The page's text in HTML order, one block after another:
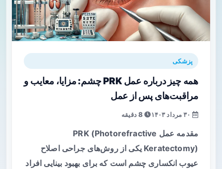
پزشکی
همه چیز درباره عمل PRK چشم: مزایا، معایب و
مراقبت‌های پس از عمل
8 دقیقه
مقدمه عمل PRK (Photorefractive
Keratectomy) یکی از روش‌های جراحی اصلاح
عیوب انکساری چشم است که برای بهبود بینایی افراد